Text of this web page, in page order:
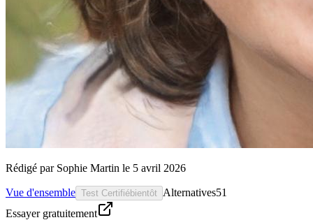
Rédigé par Sophie Martin le 5 avril 2026
Vue d'ensemble Test Certifiébientôt Alternatives51
Essayer gratuitement